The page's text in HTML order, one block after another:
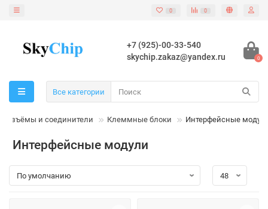
0 0
+7 (925)-00-33-540
skychip.zakaz@yandex.ru
0
Все категории
Разъёмы и соединители Клеммные блоки Интерфейсные
Интерфейсные модули